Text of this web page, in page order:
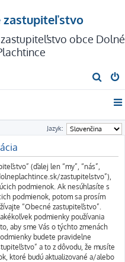
zastupiteľstvo
obce Dolné
ľ
d
a
Jazyk:
(ďalej len “my”, “nás”,
zastupitelstvo”),
podmienok. Ak nesúhlasíte s
podmienok, potom sa prosím
“Obecné zastupiteľstvo”.
podmienky používania
aby sme Vás o týchto zmenách
budete pravidelne
a to z dôvodu, že musíte
ktoré budú aktualizované a/alebo